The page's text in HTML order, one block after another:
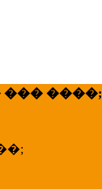
����;